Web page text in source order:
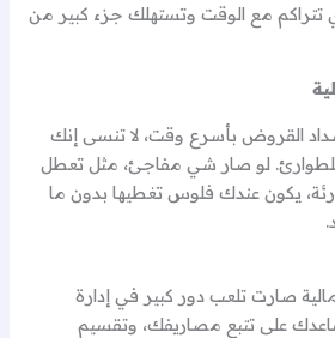
تتراكم مع الوقت وتستهلك جزء كبير من
القروض بأسرع وقت، لا تنسى إنك
لو صار شي مفاجئ، مثل تعطل
يكون عندك فلوس تغطيها بدون ما
صارت تلعب دور كبير في إدارة
على تتبع مصاريفك، وتقسيم